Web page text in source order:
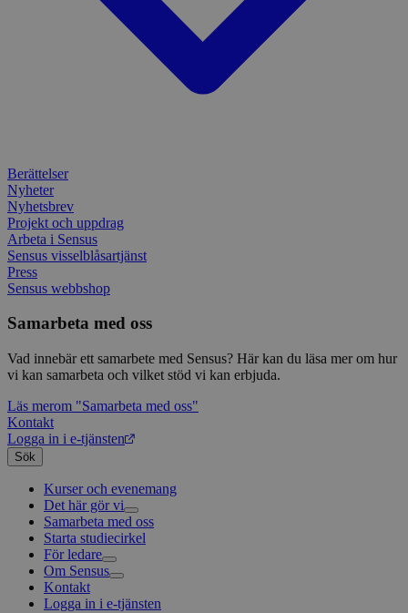
Berättelser
Nyheter
Nyhetsbrev
Projekt och uppdrag
Arbeta i Sensus
Sensus visselblåsartjänst
Press
Sensus webbshop
Samarbeta med oss
Vad innebär ett samarbete med Sensus? Här kan du läsa mer om hur
vi kan samarbeta och vilket stöd vi kan erbjuda.
Läs merom "Samarbeta med oss"
Kontakt
Logga in i e-tjänsten
Sök
Kurser och evenemang
Det här gör vi
Livsfrågor
Interreligiöst arbete
Kultur och skapande
Körsång
Civilsamhälle
Föreningsutveckling
Svenska kyrkan
Existentiell hållbarhet
Samarbeta med oss
Starta studiecirkel
För ledare
Grundläggande cirkelledarutbildning
Utbildningar
Sensus e-tjänst
Om Sensus
Berättelser
Nyheter
Kontakt
Logga in i e-tjänsten